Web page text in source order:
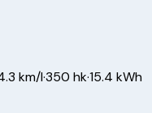
km/l·350 hk·15.4 kWh